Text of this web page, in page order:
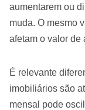
aumentarem ou
muda. O mesmo
afetam o valor de
É relevante
imobiliários são
mensal pode